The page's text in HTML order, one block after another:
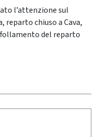
l’attenzione sul
chiuso a Cava,
del reparto